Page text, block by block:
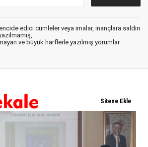
edici cümleler veya imalar, inançlara saldırı
ve büyük harflerle yazılmış yorumlar